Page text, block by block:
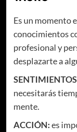
Es un momento
conocimientos
profesional y
desplazarte a
necesitarás
mente.
ACCIÓN:es